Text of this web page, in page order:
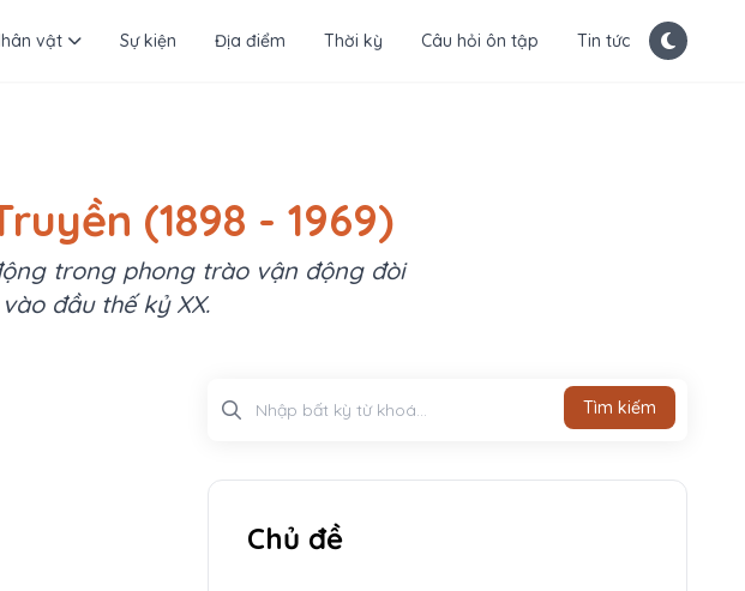
vật Sự kiện Địa điểm Thời kỳ Câu hỏi ôn tập Tin tức
(1898 - 1969)
trong phong trào vận động đòi
đầu thế kỷ XX.
Tìm kiếm
Chủ đề